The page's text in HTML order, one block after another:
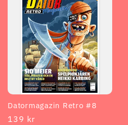
Datormagazin Retro #8
Regular
139 kr